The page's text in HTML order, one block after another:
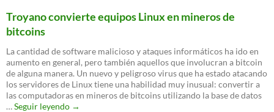
Dropbox
Linux
Troyano convierte equipos Linux en mineros de
bitcoins
La cantidad de software malicioso y ataques informáticos ha ido en
aumento en general, pero también aquellos que involucran a bitcoin
de alguna manera. Un nuevo y peligroso virus que ha estado atacando
los servidores de Linux tiene una habilidad muy inusual: convertir a
las computadoras en mineros de bitcoins utilizando la base de datos
…Seguir leyendo Troyano
→